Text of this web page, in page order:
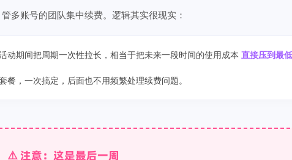
多账号的团队集中续费。逻辑其实很现实：
动期间把周期一次性拉长，相当于把未来一段时间的使用成本 直接压到最低
餐，一次搞定，后面也不用频繁处理续费问题。
⚠️ 注意：这是最后一周